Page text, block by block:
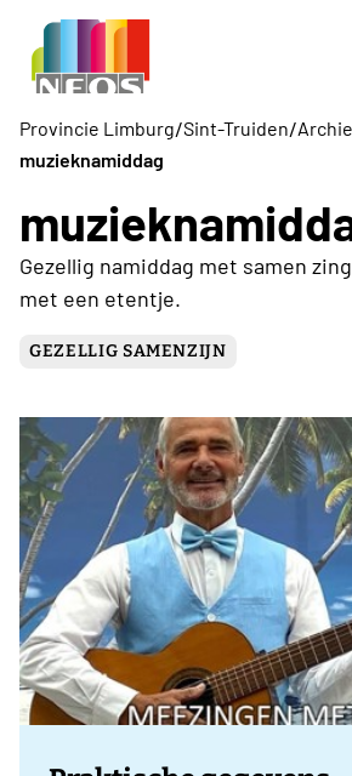
Provincie Limburg/Sint-Truiden/
muzieknamiddag
Gezellig namiddag met samen
met een etentje.
GEZELLIG SAMENZIJN